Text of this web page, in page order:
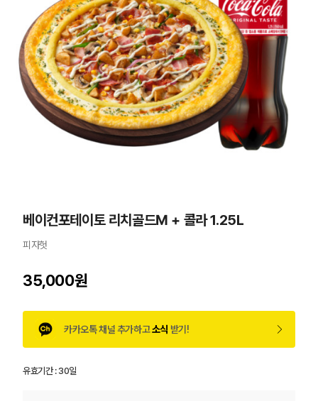
베이컨포테이토 리치골드M + 콜라 1.25L
피자헛
35,000원
카카오톡 채널 추가하고소식 받기!
유효기간 :30일